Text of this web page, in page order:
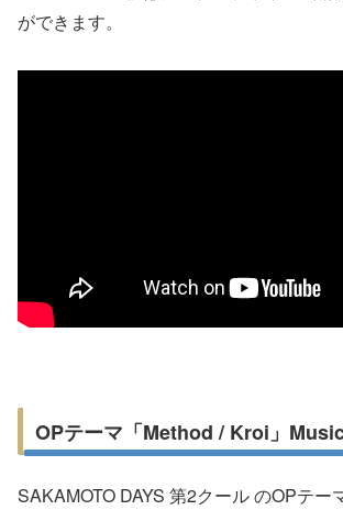
ができます。
OPテーマ「Method / Kroi」
SAKAMOTO DAYS 第2クール のOPテーマ